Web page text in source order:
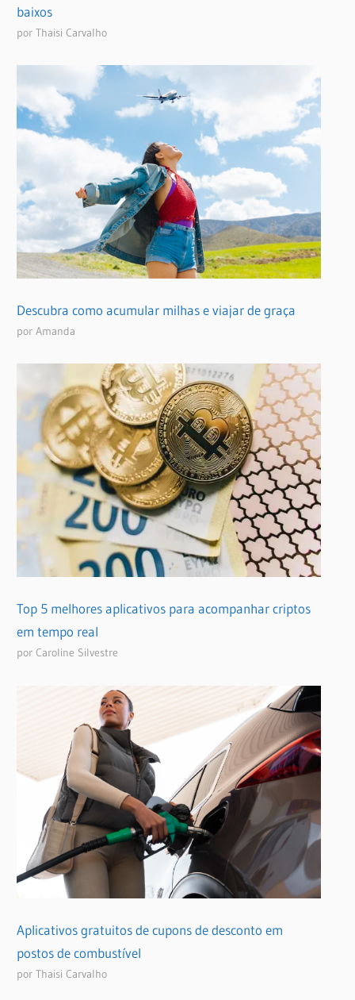
baixos
por Thaisi Carvalho
Descubra como acumular milhas e viajar de graça
por Amanda
Top 5 melhores aplicativos para acompanhar criptos
em tempo real
por Caroline Silvestre
Aplicativos gratuitos de cupons de desconto em
postos de combustível
por Thaisi Carvalho